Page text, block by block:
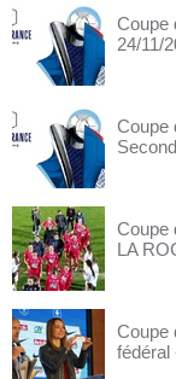
Coupe
24/11/
Coupe
Coupe
LA
Coupe
fédéral